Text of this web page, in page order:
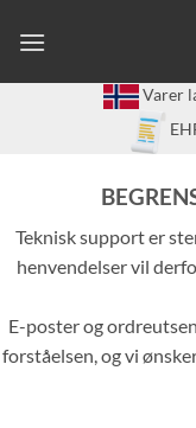
Varer
Teknisk support er
henvendelser vil
E-poster og
forståelsen, og vi